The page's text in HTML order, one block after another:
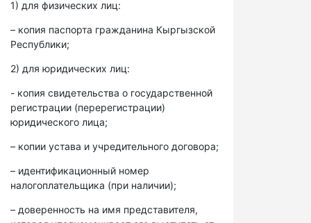
1) для физических лиц:
– копия паспорта гражданина Кыргызской
Республики;
2) для юридических лиц:
- копия свидетельства о государственной
регистрации (перерегистрации)
юридического лица;
– копии устава и учредительного договора;
– идентификационный номер
налогоплательщика (при наличии);
– доверенность на имя представителя,